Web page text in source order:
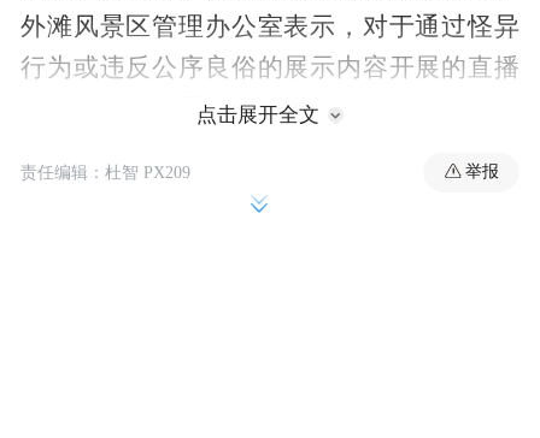
外滩风景区管理办公室表示，对于通过怪异
行为或违反公序良俗的展示内容开展的直播
活动以及占用景区公共设施，影响或干扰其
景区现场管理人员一经发现将采取管理措
点击展开全文
责任编辑：杜智 PX209 举报